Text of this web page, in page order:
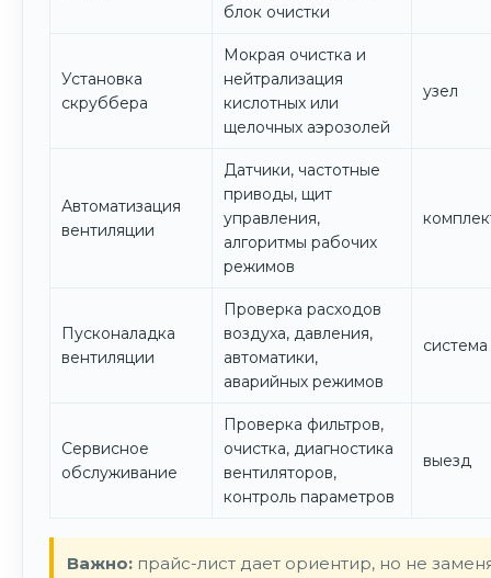
блок очистки
Установка
скруббера
Мокрая очистка и
нейтрализация
кислотных или
щелочных аэрозолей
узел
Автоматизация
вентиляции
Датчики, частотные
приводы, щит
управления,
алгоритмы рабочих
режимов
Пусконаладка
вентиляции
Проверка расходов
воздуха, давления,
автоматики,
аварийных режимов
система
Сервисное
обслуживание
Проверка фильтров,
очистка, диагностика
вентиляторов,
контроль параметров
выезд
Важно: прайс-лист дает ориентир, но не